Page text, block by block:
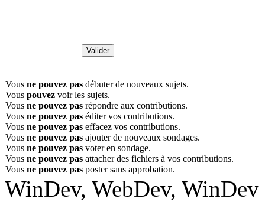
Vous ne pouvez pas débuter de nouveaux sujets.
Vous pouvez voir les sujets.
Vous ne pouvez pas répondre aux contributions.
Vous ne pouvez pas éditer vos contributions.
Vous ne pouvez pas effacez vos contributions.
Vous ne pouvez pas ajouter de nouveaux sondages.
Vous ne pouvez pas voter en sondage.
Vous ne pouvez pas attacher des fichiers à vos contributions.
Vous ne pouvez pas poster sans approbation.
WinDev, WebDev,